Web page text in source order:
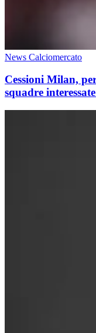
News Calciomercato
Cessioni Milan,
squadre